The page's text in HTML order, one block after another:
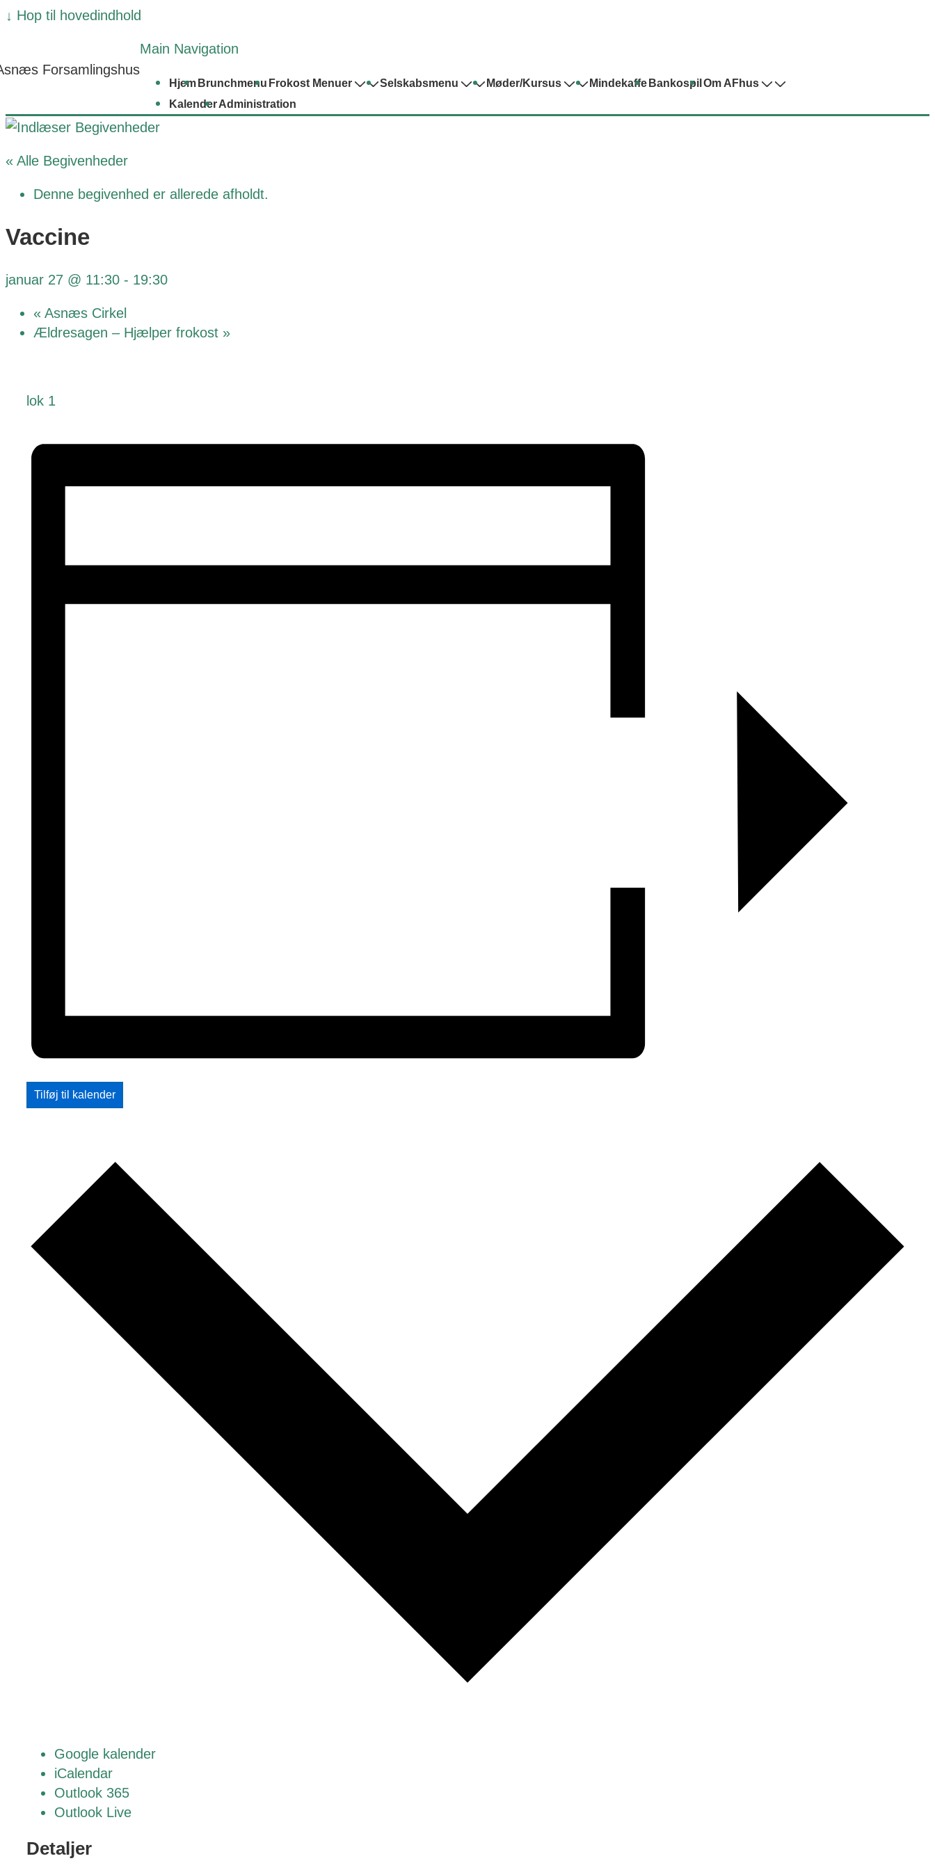
↓ Hop til hovedindhold
Forsamlingshus
Main Navigation
Hjem Brunchmenu Frokost Menuer Selskabsmenu Møder/Kursus Mindekaffe Bankospil Om AFhus
KalenderAdministration
« Alle Begivenheder
Denne begivenhed er allerede afholdt.
Vaccine
januar 27 @ 11:30 - 19:30
« Asnæs Cirkel
Ældresagen – Hjælper frokost »
lok 1
Tilføj til kalender
Google kalender
iCalendar
Outlook 365
Outlook Live
Detaljer